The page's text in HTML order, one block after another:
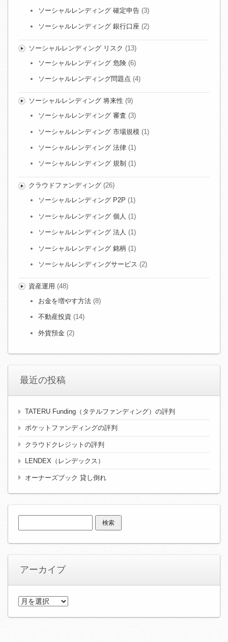
ソーシャルレンディング 確定申告 (3)
ソーシャルレンディング 銀行口座 (2)
ソーシャルレンディング リスク (13)
ソーシャルレンディング 危険 (6)
ソーシャルレンディング問題点 (4)
ソーシャルレンディング 将来性 (9)
ソーシャルレンディング 審査 (3)
ソーシャルレンディング 市場規模 (1)
ソーシャルレンディング 法律 (1)
ソーシャルレンディング 規制 (1)
クラウドファンディング(26)
ソーシャルレンディング P2P (1)
ソーシャルレンディング 個人 (1)
ソーシャルレンディング 法人 (1)
ソーシャルレンディング 銘柄 (1)
ソーシャルレンディングサービス (2)
資産運用 (48)
お金を増やす方法 (8)
不動産投資 (14)
外貨預金 (2)
最近の投稿
TATERU Funding（タテルファンディング）の評判
ポケットファンディングの評判
クラウドクレジットの評判
LENDEX（レンデックス）
オーナーズブック 貸し倒れ
索:
アーカイブ
ア